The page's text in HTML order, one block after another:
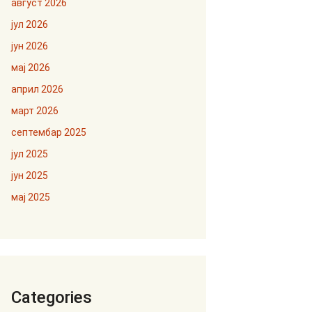
август 2026
јул 2026
јун 2026
мај 2026
април 2026
март 2026
септембар 2025
јул 2025
јун 2025
мај 2025
Categories